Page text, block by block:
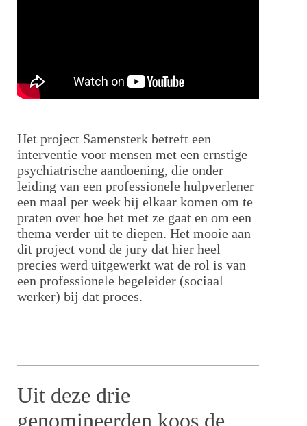
Het project Samensterk betreft een
interventie voor mensen met een ernstige
psychiatrische aandoening, die onder
leiding van een professionele hulpverlener
een maal per week bij elkaar komen om te
praten over hoe het met ze gaat en om een
thema verder uit te diepen. Het mooie aan
dit project vond de jury dat hier heel
precies werd uitgewerkt wat de rol is van
een professionele begeleider (sociaal
werker) bij dat proces.
Uit deze drie
genomineerden koos de